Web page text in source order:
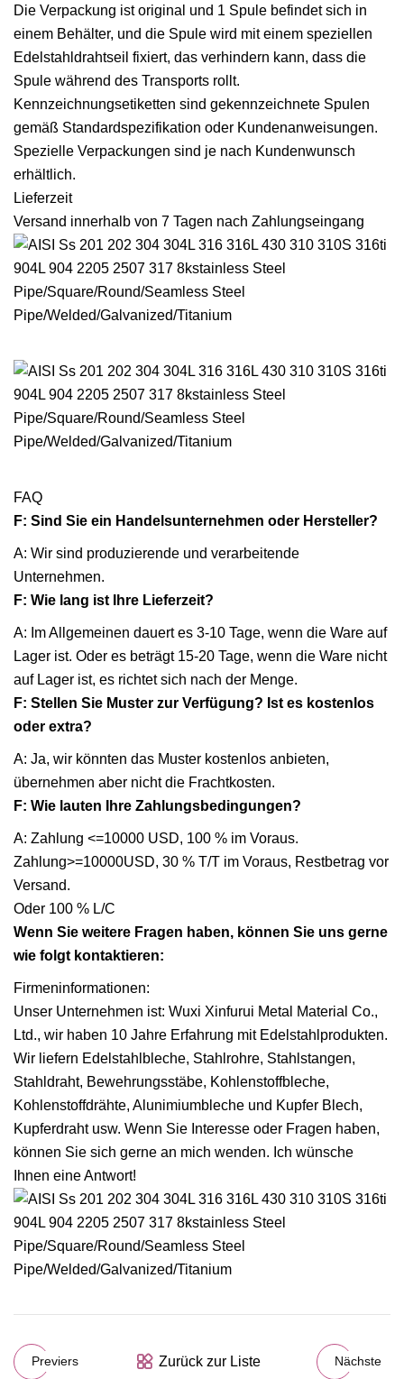
Die Verpackung ist original und 1 Spule befindet sich in
einem Behälter, und die Spule wird mit einem speziellen
Edelstahldrahtseil fixiert, das verhindern kann, dass die
Spule während des Transports rollt.
Kennzeichnungsetiketten sind gekennzeichnete Spulen
gemäß Standardspezifikation oder Kundenanweisungen.
Spezielle Verpackungen sind je nach Kundenwunsch
erhältlich.
Lieferzeit
Versand innerhalb von 7 Tagen nach Zahlungseingang
FAQ
F: Sind Sie ein Handelsunternehmen oder Hersteller?
A: Wir sind produzierende und verarbeitende
Unternehmen.
F: Wie lang ist Ihre Lieferzeit?
A: Im Allgemeinen dauert es 3-10 Tage, wenn die Ware auf
Lager ist. Oder es beträgt 15-20 Tage, wenn die Ware nicht
auf Lager ist, es richtet sich nach der Menge.
F: Stellen Sie Muster zur Verfügung? Ist es kostenlos
oder extra?
A: Ja, wir könnten das Muster kostenlos anbieten,
übernehmen aber nicht die Frachtkosten.
F: Wie lauten Ihre Zahlungsbedingungen?
A: Zahlung <=10000 USD, 100 % im Voraus.
Zahlung>=10000USD, 30 % T/T im Voraus, Restbetrag vor
Versand.
Oder 100 % L/C
Wenn Sie weitere Fragen haben, können Sie uns gerne
wie folgt kontaktieren:
Firmeninformationen:
Unser Unternehmen ist: Wuxi Xinfurui Metal Material Co.,
Ltd., wir haben 10 Jahre Erfahrung mit Edelstahlprodukten.
Wir liefern Edelstahlbleche, Stahlrohre, Stahlstangen,
Stahldraht, Bewehrungsstäbe, Kohlenstoffbleche,
Kohlenstoffdrähte, Alunimiumbleche und Kupfer Blech,
Kupferdraht usw. Wenn Sie Interesse oder Fragen haben,
können Sie sich gerne an mich wenden. Ich wünsche
Ihnen eine Antwort!
Previers Zurück zur Liste Nächste